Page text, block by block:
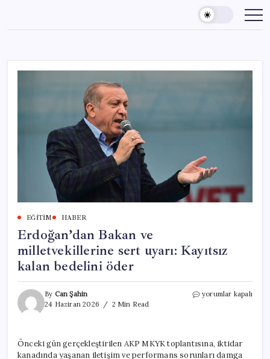
content
EĞITIM HABER
Erdoğan’dan Bakan ve
milletvekillerine sert uyarı: Kayıtsız
kalan bedelini öder
By Can Şahin
24 Haziran 2026
2 Min Read
Erdoğan’dan
uyarı:
Kayıtsız
yorumlar kapalı
Önceki gün gerçekleştirilen AKP MKYK toplantısına, iktidar
kanadında yaşanan iletişim ve performans sorunları damga